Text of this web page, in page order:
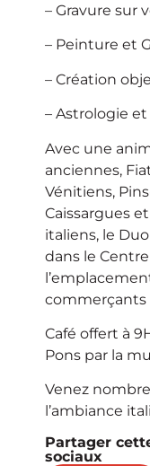
– Gravure sur
– Peinture et
– Création
– Astrologie et
Avec une
anciennes,
Vénitiens,
Caissargues
italiens, le
dans le
commerçants
Café offert à
Pons par la
Venez
l’ambiance
Partager
sociaux